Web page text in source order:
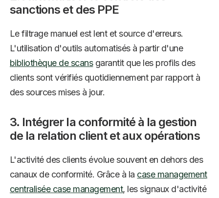
sanctions et des PPE
Le filtrage manuel est lent et source d'erreurs.
L'utilisation d'outils automatisés à partir d'une
bibliothèque de scansgarantit que les profils des
clients sont vérifiés quotidiennement par rapport à
des sources mises à jour.
3. Intégrer la conformité à la gestion
de la relation client et aux opérations
L'activité des clients évolue souvent en dehors des
canaux de conformité. Grâce à la case management
centralisée case management, les signaux d'activité